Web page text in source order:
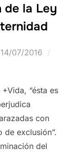
de la Ley
14/07/2016
“ésta es
con
exclusión”.
del